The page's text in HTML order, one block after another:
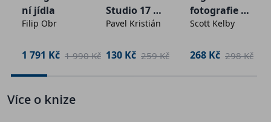
ní jídla
Filip Obr
1 791 Kč 1 990 Kč
Studio 17 e-
kniha
Pavel Kristián
130 Kč 259 Kč
fotografie e-
kniha
Scott Kelby
268 Kč 298 Kč
Více o knize